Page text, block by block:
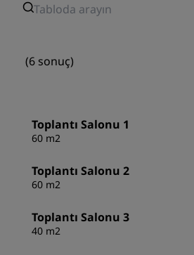
(6 sonuç)
Toplantı Salonu 1
60 m2
Toplantı Salonu 2
60 m2
Toplantı Salonu 3
40 m2